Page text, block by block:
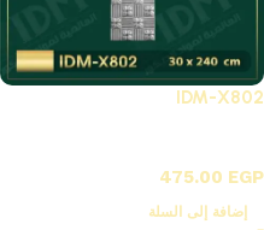
IDM-X802
475.00 EGP
إضافة إلى السلة